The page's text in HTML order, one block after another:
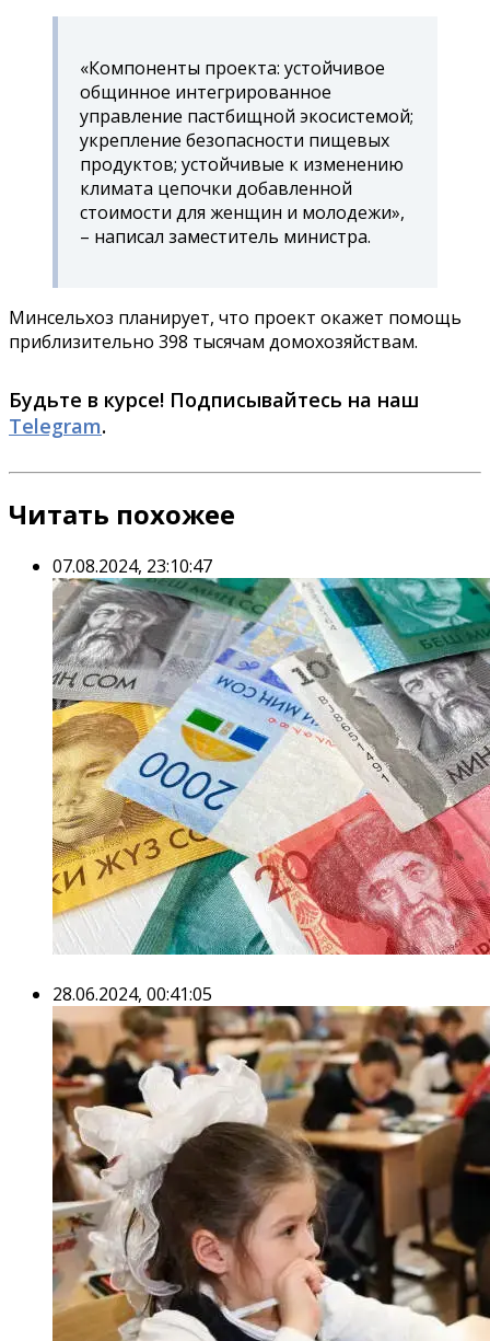
«Компоненты проекта: устойчивое
общинное интегрированное
управление пастбищной экосистемой;
укрепление безопасности пищевых
продуктов; устойчивые к изменению
климата цепочки добавленной
стоимости для женщин и молодежи»,
– написал заместитель министра.
Минсельхоз планирует, что проект окажет помощь
приблизительно 398 тысячам домохозяйствам.
Будьте в курсе! Подписывайтесь на наш
Telegram.
Читать похожее
07.08.2024, 23:10:47
28.06.2024, 00:41:05